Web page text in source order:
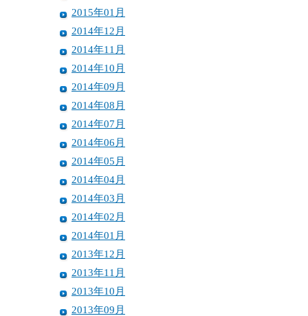
2015年01月
2014年12月
2014年11月
2014年10月
2014年09月
2014年08月
2014年07月
2014年06月
2014年05月
2014年04月
2014年03月
2014年02月
2014年01月
2013年12月
2013年11月
2013年10月
2013年09月